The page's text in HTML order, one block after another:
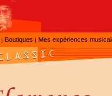
| Boutiques | Mes expériences